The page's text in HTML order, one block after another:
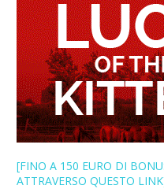
[FINO A 150 EURO DI
ATTRAVERSO QUESTO